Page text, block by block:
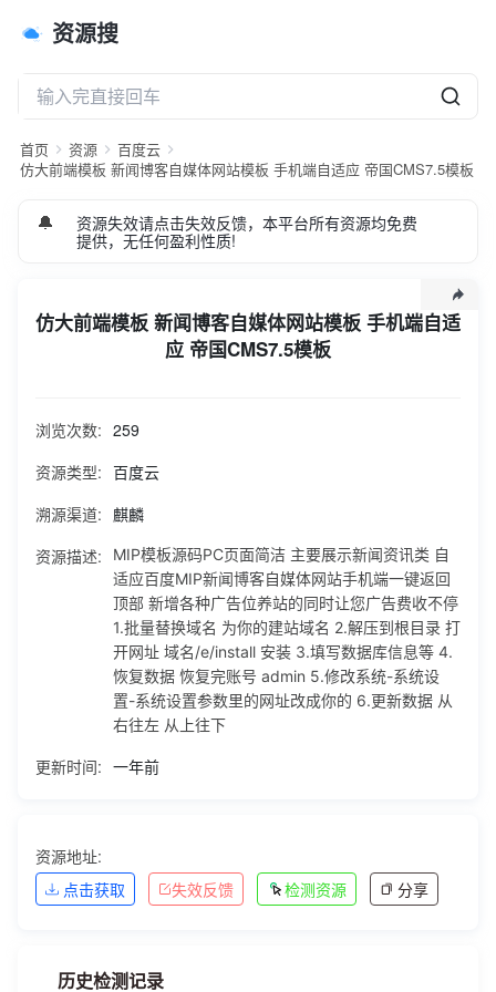
资源搜
首页 资源
百度云
仿大前端模板 新闻博客自媒体网站模板 手机端自适应 帝国CMS7.5模板
🔔
资源失效请点击失效反馈，本平台所有资源均免费
提供，无任何盈利性质!
仿大前端模板 新闻博客自媒体网站模板 手机端自适
应 帝国CMS7.5模板
站的同时让您广告费收不停 1.批量替换域名 为你的建站域名 2.
解压到根目录 打开网址 域名/e/install 安装 3.填写数据库信息
浏览次数: 259
资源类型: 百度云
溯源渠道: 麒麟
资源描述:
MIP模板源码PC页面简洁 主要展示新闻资讯类 自
适应百度MIP新闻博客自媒体网站手机端一键返回
顶部 新增各种广告位养站的同时让您广告费收不停
1.批量替换域名 为你的建站域名 2.解压到根目录 打
开网址 域名/e/install 安装 3.填写数据库信息等 4.
恢复数据 恢复完账号 admin 5.修改系统-系统设
置-系统设置参数里的网址改成你的 6.更新数据 从
右往左 从上往下
更新时间: 一年前
资源地址:
点击获取
失效反馈 检测资源 分享
历史检测记录